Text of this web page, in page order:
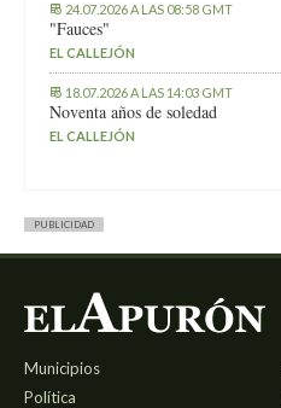
24.07.2026 A LAS 08:58 GMT
"Fauces"
EL CALLEJÓN
18.07.2026 A LAS 14:03 GMT
Noventa años de soledad
EL CALLEJÓN
PUBLICIDAD
Municipios
Política